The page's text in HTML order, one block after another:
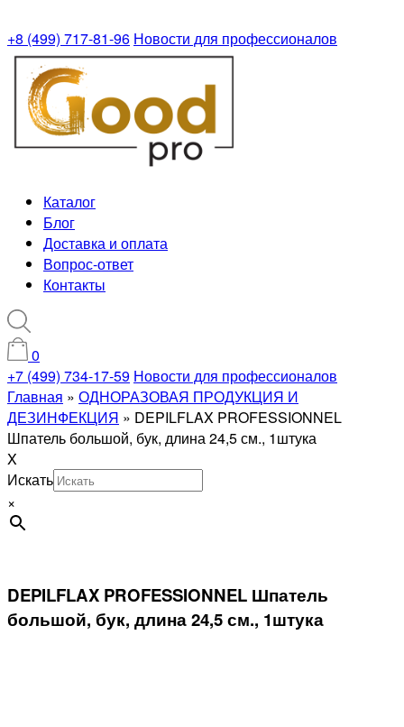
+8 (499) 717-81-96 Новости для профессионалов
Каталог
Блог
Доставка и оплата
Вопрос-ответ
Контакты
0
+7 (499) 734-17-59 Новости для профессионалов
Главная » ОДНОРАЗОВАЯ ПРОДУКЦИЯ И
ДЕЗИНФЕКЦИЯ » DEPILFLAX PROFESSIONNEL
Шпатель большой, бук, длина 24,5 см., 1штука
X
Искать
×
DEPILFLAX PROFESSIONNEL Шпатель
большой, бук, длина 24,5 см., 1штука